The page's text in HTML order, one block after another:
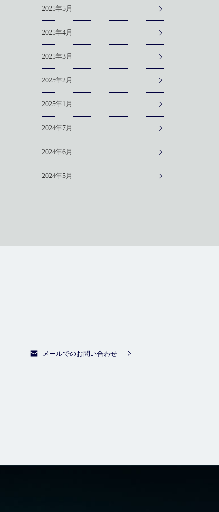
2025年5月
2025年4月
2025年3月
2025年2月
2025年1月
2024年7月
2024年6月
2024年5月
メールでのお問い合わせ